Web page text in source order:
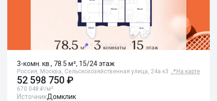
3-комн. кв., 78.5 м², 15/24 этаж
Россия, Москва, Сельскохозяйственная улица, 24а к3 📍 На карте
52 598 750 ₽
670 048 ₽/м²
ИсточникДомклик